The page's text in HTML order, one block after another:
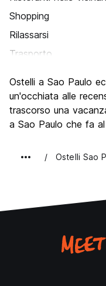
Shopping
Rilassarsi
Trasporto
Luoghi di interesse
Festa / Vita notturna
Qualita' Prezzo
Ostelli a Sao Paulo
un'occhiata alle
trascorso una
a Sao Paulo che fa
Ostelli Sao